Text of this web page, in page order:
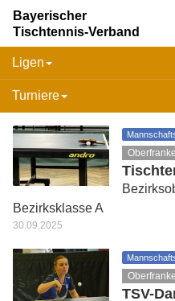
Bayerischer
Tischtennis-Verband
Ligen
Turniere
Bezirksklasse A
30.09.2025
TSV-